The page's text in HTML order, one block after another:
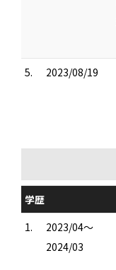
5. 2023/08/19
学歴
1.
2023/04～
2024/03